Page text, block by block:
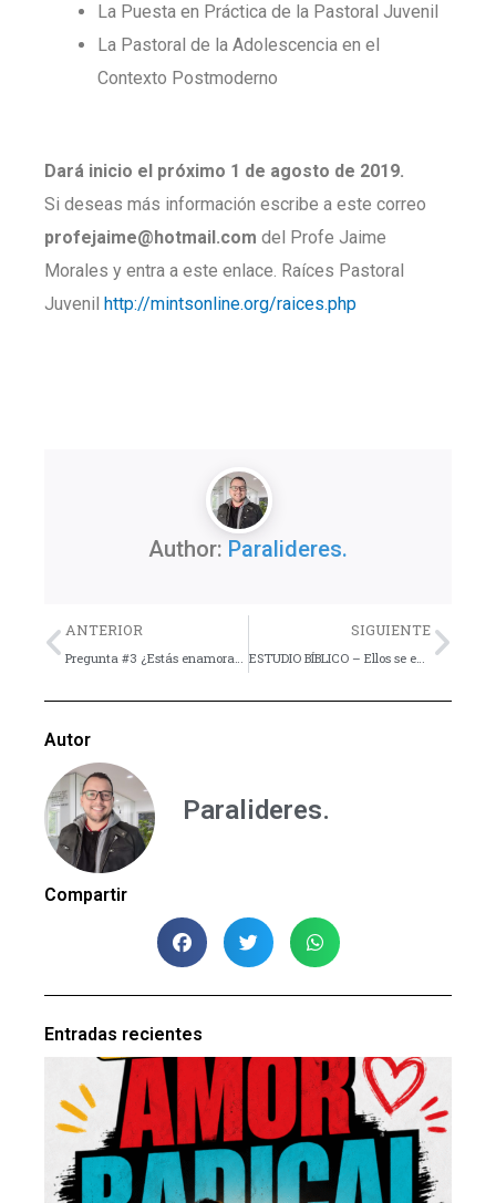
La Puesta en Práctica de la Pastoral Juvenil
La Pastoral de la Adolescencia en el
Contexto Postmoderno
Dará inicio el próximo 1 de agosto de 2019.
Si deseas más información escribe a este correo
profejaime@hotmail.com del Profe Jaime
Morales y entra a este enlace. Raíces Pastoral
Juvenil http://mintsonline.org/raices.php
Author: Paralideres.
Previo
ANTERIOR
Pregunta #3 ¿Estás enamorad@?
SIGUIENTE
ESTUDIO BÍBLICO – Ellos se encontraron con Jesús – Lección 21
Autor
Paralideres.
Compartir
Entradas recientes